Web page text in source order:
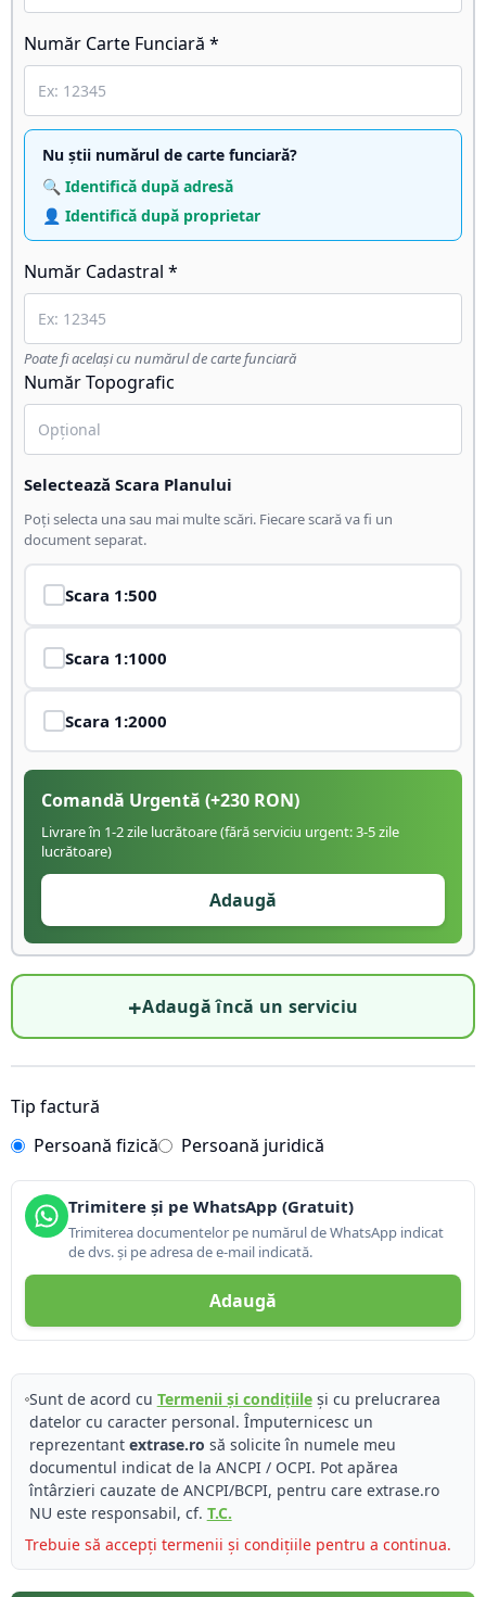
Număr Carte Funciară *
Nu știi numărul de carte funciară?
🔍 Identifică după adresă
👤 Identifică după proprietar
Număr Cadastral *
Poate fi același cu numărul de carte funciară
Număr Topografic
Selectează Scara Planului
Poți selecta una sau mai multe scări. Fiecare scară va fi un
document separat.
Scara 1:500
Scara 1:1000
Scara 1:2000
Comandă Urgentă (+230 RON)
Livrare în 1-2 zile lucrătoare (fără serviciu urgent: 3-5 zile
lucrătoare)
Adaugă
+Adaugă încă un serviciu
Tip factură
Persoană fizică
Persoană juridică
Trimitere și pe WhatsApp (Gratuit)
Trimiterea documentelor pe numărul de WhatsApp indicat
de dvs. și pe adresa de e-mail indicată.
Adaugă
Sunt de acord cu Termenii și condițiileși cu prelucrarea
datelor cu caracter personal. Împuternicesc un
reprezentant extrase.ro să solicite în numele meu
documentul indicat de la ANCPI / OCPI. Pot apărea
întârzieri cauzate de ANCPI/BCPI, pentru care extrase.ro
NU este responsabil, cf. T.C.
Trebuie să accepți termenii și condițiile pentru a continua.